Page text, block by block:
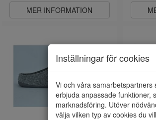
MER INFORMATION
Inställningar för cookies
Vi och våra
erbjuda anpassade funktioner,
marknadsföring. Utöver
välja vilken typ av cookies du